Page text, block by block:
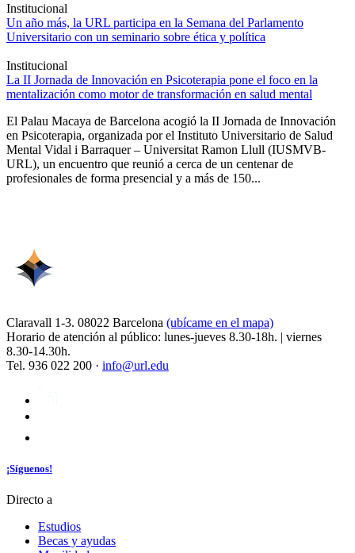
Institucional
Un año más, la URL participa en la Semana del Parlamento
Universitario con un seminario sobre ética y política
Institucional
La II Jornada de Innovación en Psicoterapia pone el foco en la
mentalización como motor de transformación en salud mental
El Palau Macaya de Barcelona acogió la II Jornada de Innovación
en Psicoterapia, organizada por el Instituto Universitario de Salud
Mental Vidal i Barraquer – Universitat Ramon Llull (IUSMVB-
URL), un encuentro que reunió a cerca de un centenar de
profesionales de forma presencial y a más de 150...
Claravall 1-3. 08022 Barcelona (ubícame en el mapa)
Horario de atención al público: lunes-jueves 8.30-18h. | viernes
8.30-14.30h.
Tel. 936 022 200 · info@url.edu
¡Síguenos!
Directo a
Estudios
Becas y ayudas